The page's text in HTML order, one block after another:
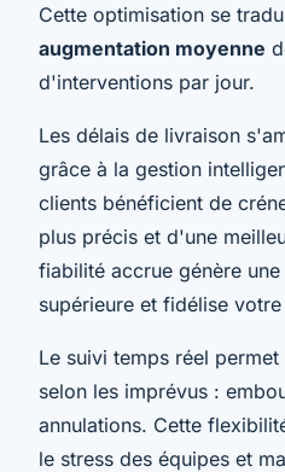
Cette optimisation se
augmentation moyenne
d'interventions par jour.
Les délais de livraison
grâce à la gestion
clients bénéficient de
plus précis et d'une
fiabilité accrue génère une
supérieure et fidélise
Le suivi temps réel
selon les imprévus :
annulations. Cette
le stress des équipes et